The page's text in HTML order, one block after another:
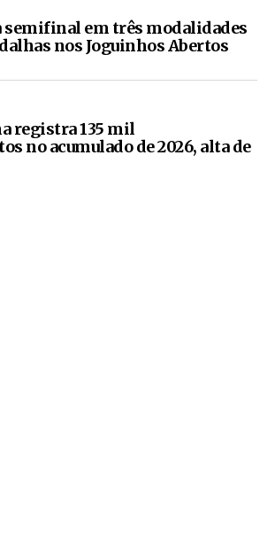
semifinal em três modalidades
nos Joguinhos Abertos
registra 135 mil
no acumulado de 2026, alta de